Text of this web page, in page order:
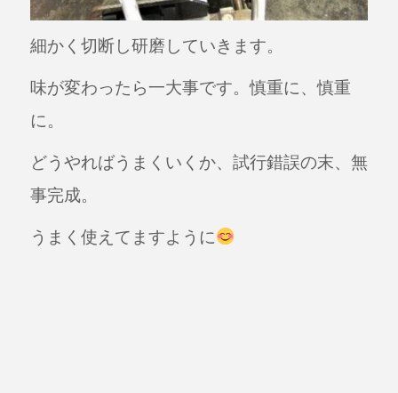
細かく切断し研磨していきます。
味が変わったら一大事です。慎重に、慎重
に。
どうやればうまくいくか、試行錯誤の末、無
事完成。
うまく使えてますように